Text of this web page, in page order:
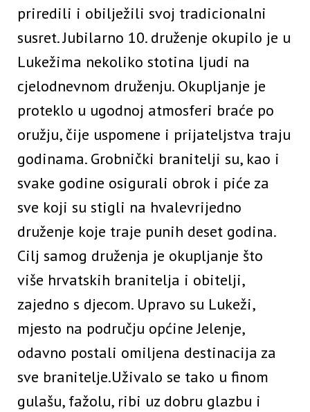
priredili i obilježili svoj tradicionalni
susret. Jubilarno 10. druženje okupilo je u
Lukežima nekoliko stotina ljudi na
cjelodnevnom druženju. Okupljanje je
proteklo u ugodnoj atmosferi braće po
oružju, čije uspomene i prijateljstva traju
godinama. Grobnički branitelji su, kao i
svake godine osigurali obrok i piće za
sve koji su stigli na hvalevrijedno
druženje koje traje punih deset godina.
Cilj samog druženja je okupljanje što
više hrvatskih branitelja i obitelji,
zajedno s djecom. Upravo su Lukeži,
mjesto na području općine Jelenje,
odavno postali omiljena destinacija za
sve branitelje.Uživalo se tako u finom
gulašu, fažolu, ribi uz dobru glazbu i